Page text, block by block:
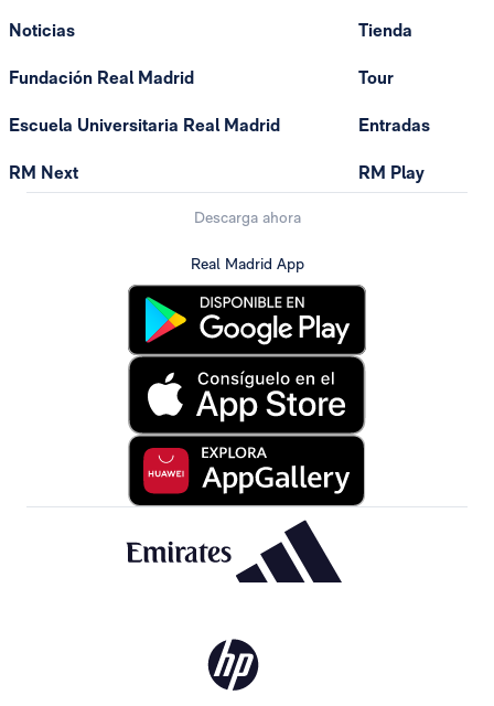
Noticias
Fundación Real Madrid
Escuela Universitaria Real Madrid
RM Next
Tienda
Tour
Entradas
RM Play
Descarga ahora
Real Madrid App